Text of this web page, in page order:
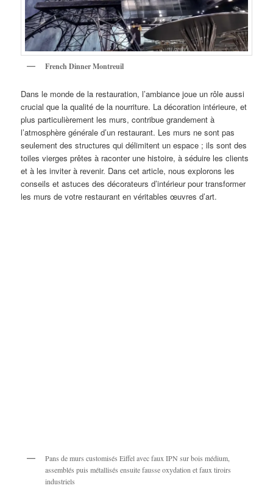
French Dinner Montreuil
Dans le monde de la restauration, l’ambiance joue un rôle aussi
crucial que la qualité de la nourriture. La décoration intérieure, et
plus particulièrement les murs, contribue grandement à
l’atmosphère générale d’un restaurant. Les murs ne sont pas
seulement des structures qui délimitent un espace ; ils sont des
toiles vierges prêtes à raconter une histoire, à séduire les clients
et à les inviter à revenir. Dans cet article, nous explorons les
conseils et astuces des décorateurs d’intérieur pour transformer
les murs de votre restaurant en véritables œuvres d’art.
Pans de murs customisés Eiffel avec faux IPN sur bois médium,
assemblés puis métallisés ensuite fausse oxydation et faux tiroirs
industriels